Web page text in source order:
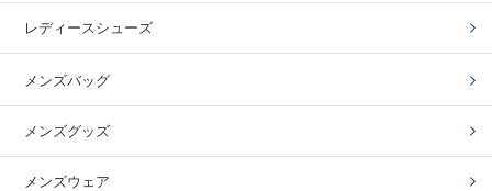
レディースシューズ
メンズバッグ
メンズグッズ
メンズウェア